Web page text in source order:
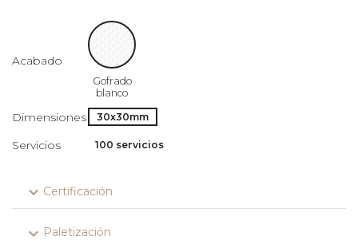
Acabado
Gofrado
blanco
Dimensiones 30x30mm
Servicios 100 servicios
expand_more Certificación
expand_more Paletización